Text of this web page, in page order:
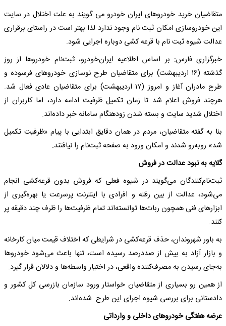
متقاضیان خرید خودروهای ایران خودرو می گویند به علت اختلال در سایت
این خودروسازی امکان ثبت نام وجود ندارد لذا بهتر است در راستای برقراری
عدالت شیوه ثبت نام با قرعه کشی دوباره اجرایی شود.
خبرگزاری فارس: بر اساس اطلاعیه ایران‌خودرو، ثبت‌نام خودروها از روز
گذشته (۱۶ اردیبهشت) برای متقاضیان طرح نوسازی خودروهای فرسوده و
طرح مادران آغاز و امروز (۱۷ اردیبهشت) برای متقاضیان عادی فعال شد.
هرچند فروش اعلام شد تا زمان تکمیل ظرفیت ادامه دارد، اما کاربران از
اختلال شدید سایت و بسته شدن زودهنگام سامانه خبر داده‌اند.
بنا به گفته متقاضیان، مردم در همان دقایق ابتدایی با پیام «ظرفیت تکمیل
شد» روبه‌رو شدند و امکان ورود به صفحه ثبت‌نام را نیافتند.
گلایه به نبود عدالت در فروش
ثبت‌نام‌کنندگان می‌گویند در شیوه فعلی که فروش بدون قرعه‌کشی انجام
می‌شود، عدالت از بین رفته و افرادی با اینترنت پرسرعت یا بهره‌گیری از
ابزارهای فنی همچون ربات‌ها توانسته‌اند تمام ظرفیت‌ها را ظرف چند دقیقه پر
کنند.
به باور شهروندان، حذف قرعه‌کشی در شرایطی که اختلاف قیمت میان کارخانه
و بازار آزاد به بیش از صددرصد رسیده است، تنها باعث می‌شود خودروها
به‌جای رسیدن به مصرف‌کننده واقعی، در اختیار واسطه‌ها و دلالان قرار گیرد.
از همین رو بسیاری از متقاضیان خواستار ورود سازمان بازرسی کل کشور و
دادستانی برای بررسی شیوه اجرای این طرح شده‌اند.
عرضه هفتگی خودروهای داخلی و وارداتی